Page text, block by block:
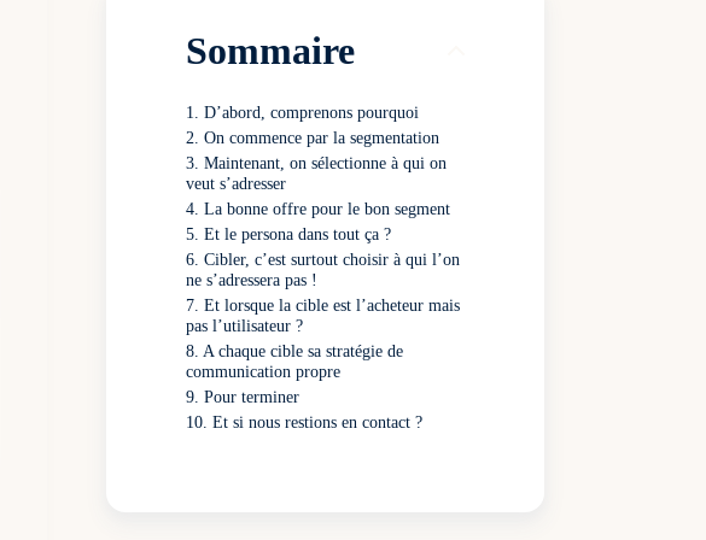
Sommaire
D’abord, comprenons pourquoi
On commence par la segmentation
Maintenant, on sélectionne à qui on
veut s’adresser
La bonne offre pour le bon segment
Et le persona dans tout ça ?
Cibler, c’est surtout choisir à qui l’on
ne s’adressera pas !
Et lorsque la cible est l’acheteur mais
pas l’utilisateur ?
A chaque cible sa stratégie de
communication propre
Pour terminer
Et si nous restions en contact ?